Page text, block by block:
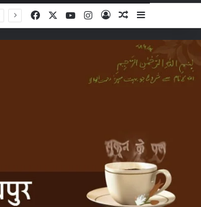
FacebookYouTubeInstagram
Log InRandom Article
Sidebar